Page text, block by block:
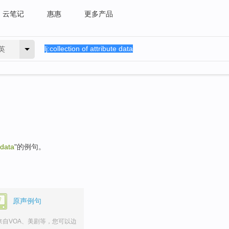
云笔记 惠惠 更多产品
"的例句。
原声例句
自VOA、美剧等，您可以边